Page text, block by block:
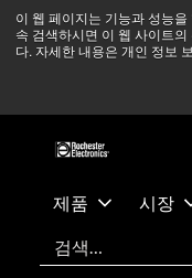
이 웹 페이지는 기능과 성능
속 검색하시면 이 웹 사이트
다. 자세한 내용은 개인 정보
츠
건
중동 지역 상황을 지속
정상적으로 운
제품 시장
검색